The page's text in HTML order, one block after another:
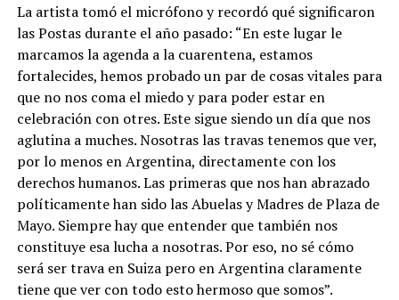
La artista tomó el micrófono y recordó qué significaron
las Postas durante el año pasado: “En este lugar le
marcamos la agenda a la cuarentena, estamos
fortalecides, hemos probado un par de cosas vitales para
que no nos coma el miedo y para poder estar en
celebración con otres. Este sigue siendo un día que nos
aglutina a muches. Nosotras las travas tenemos que ver,
por lo menos en Argentina, directamente con los
derechos humanos. Las primeras que nos han abrazado
políticamente han sido las Abuelas y Madres de Plaza de
Mayo. Siempre hay que entender que también nos
constituye esa lucha a nosotras. Por eso, no sé cómo
será ser trava en Suiza pero en Argentina claramente
tiene que ver con todo esto hermoso que somos”.